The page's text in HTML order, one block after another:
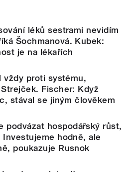
léků sestrami nevidím
Šochmanová. Kubek:
je na lékařích
vždy proti systému,
Fischer: Když
stával se jiným člověkem
podvázat hospodářský růst,
Investujeme hodně, ale
poukazuje Rusnok